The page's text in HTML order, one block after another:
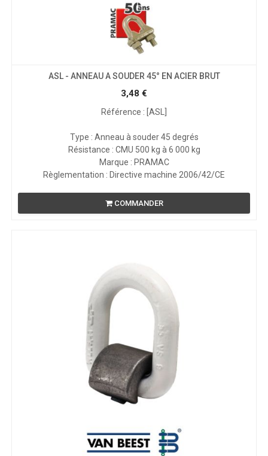
ASL - ANNEAU A SOUDER 45° EN ACIER BRUT
3,48 €
Référence : [ASL]
Type : Anneau à souder 45 degrés
Résistance : CMU 500 kg à 6 000 kg
Marque : PRAMAC
Règlementation : Directive machine 2006/42/CE
COMMANDER